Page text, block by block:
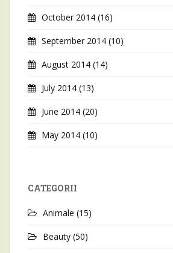
October 2014 (16)
September 2014 (10)
August 2014 (14)
July 2014 (13)
June 2014 (20)
May 2014 (10)
CATEGORII
Animale (15)
Beauty (50)